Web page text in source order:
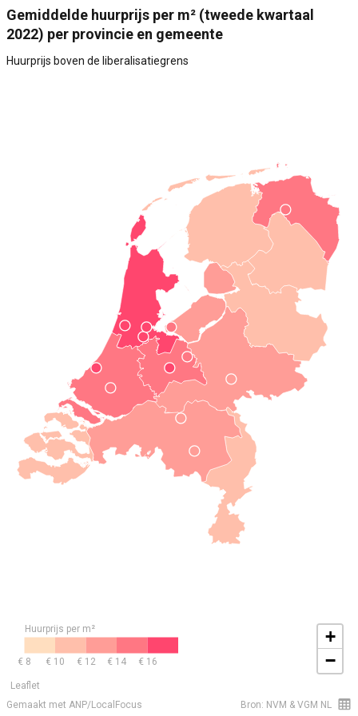
Gemiddelde huurprijs per m² (tweede kwartaal
2022) per provincie en gemeente
Huurprijs boven de liberalisatiegrens
Gemaakt met ANP/LocalFocus Bron: NVM & VGM NL
Leaflet
+
−
Huurprijs per m²
€ 8 € 10 € 12 € 14 € 16